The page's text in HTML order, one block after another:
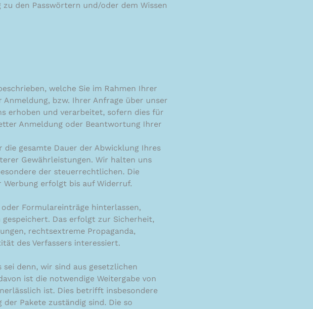
den Passwörtern und/oder dem Wissen
welche Sie im Rahmen Ihrer
bzw. Ihrer Anfrage über unser
erhoben und verarbeitet, sofern dies für
Anmeldung oder Beantwortung Ihrer
gesamte Dauer der Abwicklung Ihres
Gewährleistungen. Wir halten uns
der steuerrechtlichen. Die
erfolgt bis auf Widerruf.
Formulareinträge hinterlassen,
Das erfolgt zur Sicherheit,
rechtsextreme Propaganda,
des Verfassers interessiert.
denn, wir sind aus gesetzlichen
ist die notwendige Weitergabe von
ist. Dies betrifft insbesondere
Pakete zuständig sind. Die so